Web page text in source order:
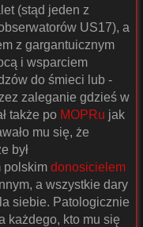
(stąd jeden z
US17), a
z gargantuicznym
i wsparciem
do śmieci lub -
zaleganie gdzieś w
także po MOPRu jak
mu się, że
był
polskim donosicielem
a wszystkie dary
siebie. Patologicznie
każdego, kto mu się